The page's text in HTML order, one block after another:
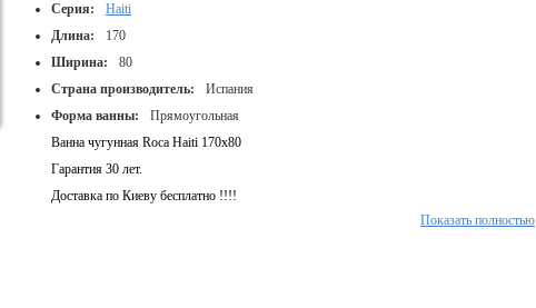
Серия:
Haiti
Длина:
170
Ширина:
80
Страна производитель:
Испания
Форма ванны:
Прямоугольная
Ванна чугунная Roca Haiti 170x80
Гарантия 30 лет.
Доставка по Киеву бесплатно !!!!
Великолепный отдых обеспечит Вам роскошная чугунная ванна "Roca Haiti 2000".
Показать полностью